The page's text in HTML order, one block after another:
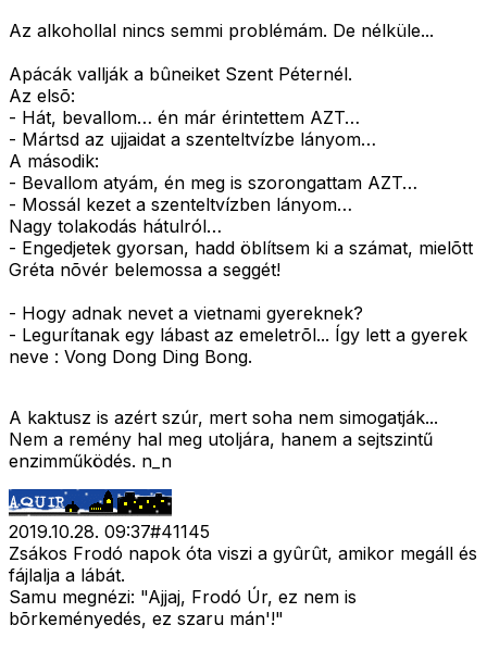
Az alkohollal nincs semmi problémám. De nélküle...
Apácák vallják a bûneiket Szent Péternél.
Az elsõ:
- Hát, bevallom… én már érintettem AZT…
- Mártsd az ujjaidat a szenteltvízbe lányom…
A második:
- Bevallom atyám, én meg is szorongattam AZT…
- Mossál kezet a szenteltvízben lányom…
Nagy tolakodás hátulról…
- Engedjetek gyorsan, hadd öblítsem ki a számat, mielõtt
Gréta nõvér belemossa a seggét!
- Hogy adnak nevet a vietnami gyereknek?
- Legurítanak egy lábast az emeletrõl... Így lett a gyerek
neve : Vong Dong Ding Bong.
A kaktusz is azért szúr, mert soha nem simogatják...
Nem a remény hal meg utoljára, hanem a sejtszintű
enzimműködés. n_n
2019.10.28. 09:37#41145
Zsákos Frodó napok óta viszi a gyûrût, amikor megáll és
fájlalja a lábát.
Samu megnézi: "Ajjaj, Frodó Úr, ez nem is
bõrkeményedés, ez szaru mán'!"